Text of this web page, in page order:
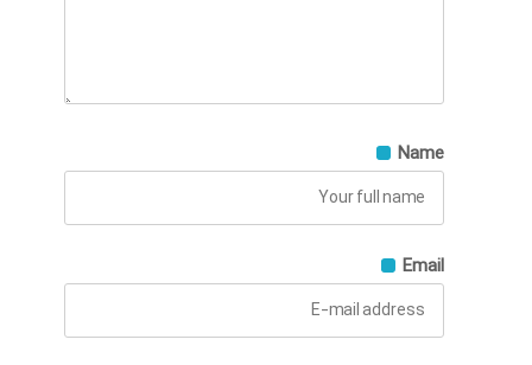
Name
Email